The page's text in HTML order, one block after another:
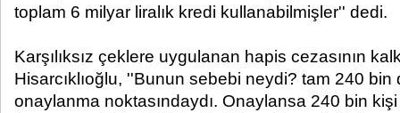
toplam 6 milyar liralık kredi kullanabilmişler'' dedi.
Karşılıksız çeklere uygulanan hapis cezasının
Hisarcıklıoğlu, ''Bunun sebebi neydi? tam 240 bin
onaylanma noktasındaydı. Onaylansa 240 bin